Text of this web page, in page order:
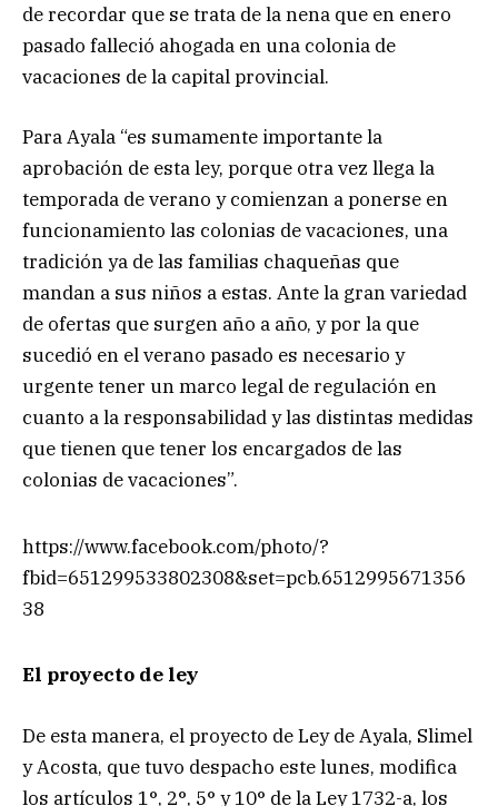
de recordar que se trata de la nena que en enero
pasado falleció ahogada en una colonia de
vacaciones de la capital provincial.
Para Ayala “es sumamente importante la
aprobación de esta ley, porque otra vez llega la
temporada de verano y comienzan a ponerse en
funcionamiento las colonias de vacaciones, una
tradición ya de las familias chaqueñas que
mandan a sus niños a estas. Ante la gran variedad
de ofertas que surgen año a año, y por la que
sucedió en el verano pasado es necesario y
urgente tener un marco legal de regulación en
cuanto a la responsabilidad y las distintas medidas
que tienen que tener los encargados de las
colonias de vacaciones”.
https://www.facebook.com/photo/?
fbid=651299533802308&set=pcb.6512995671356
38
El proyecto de ley
De esta manera, el proyecto de Ley de Ayala, Slimel
y Acosta, que tuvo despacho este lunes, modifica
los artículos 1°, 2°, 5° y 10° de la Ley 1732-a, los